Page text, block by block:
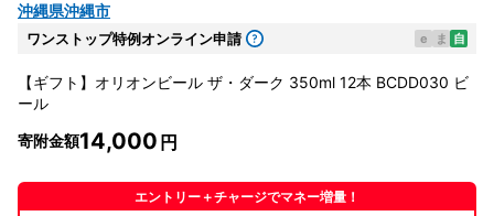
沖縄県沖縄市
ワンストップ特例オンライン申請 e ま 自
【ギフト】オリオンビール ザ・ダーク 350ml 12本 BCDD030 ビ
ール
寄附金額14,000
エントリー＋チャージでマネー増量！